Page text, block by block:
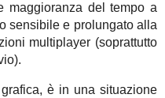
maggioranza del tempo a
sensibile e prolungato alla
multiplayer (soprattutto
è in una situazione